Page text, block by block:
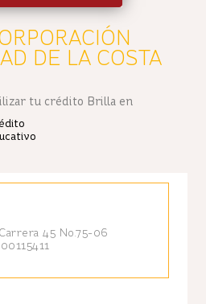
DE LA COSTA
tu crédito Brilla en
45 No.75-06